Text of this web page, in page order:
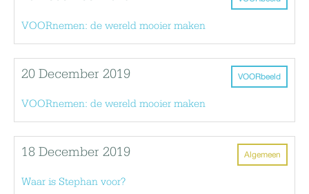
VOORnemen: de wereld mooier maken
VOORbeeld
20 December 2019
VOORnemen: de wereld mooier maken
Algemeen
18 December 2019
Waar is Stephan voor?